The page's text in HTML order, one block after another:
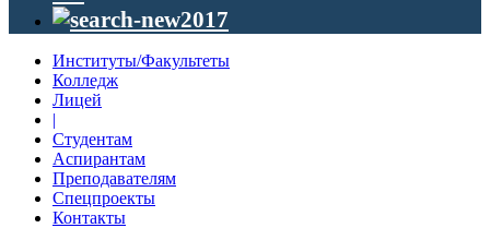
Институты/Факультеты
Колледж
Лицей
|
Студентам
Аспирантам
Преподавателям
Спецпроекты
Контакты